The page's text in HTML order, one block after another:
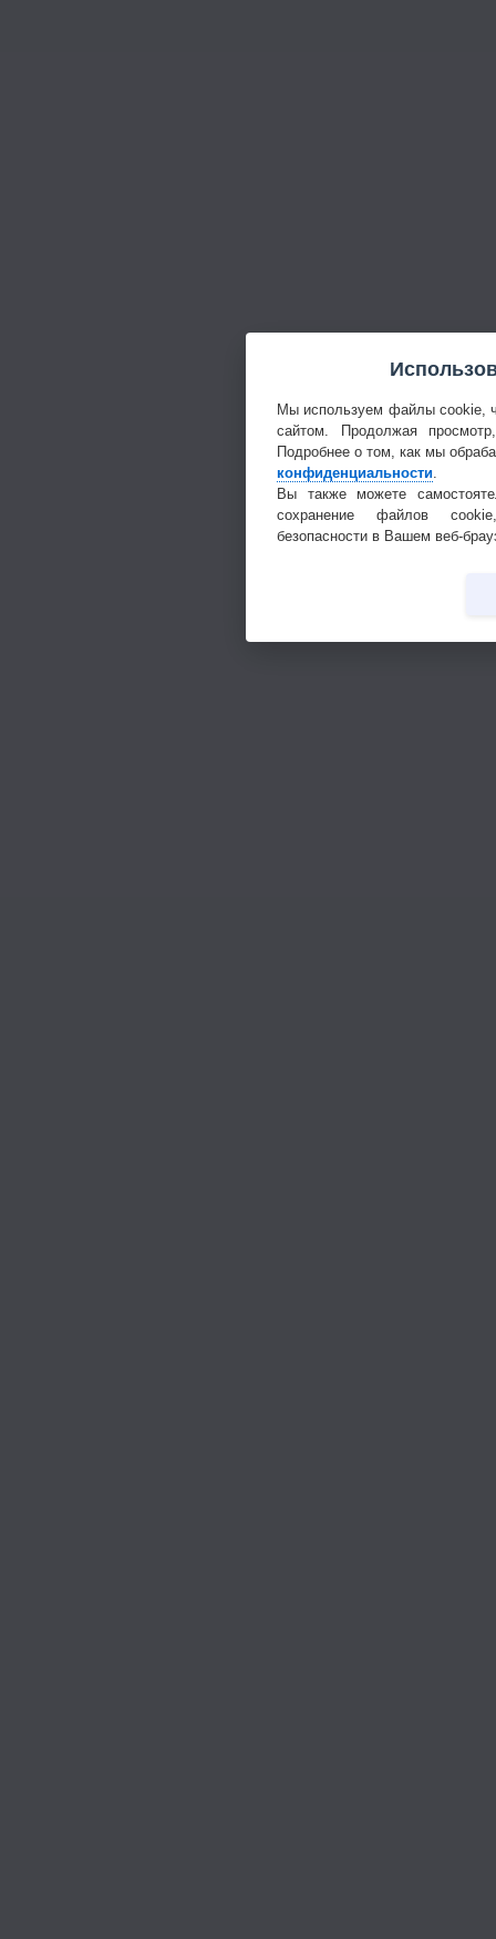
Мы используем файлы cookie,
сайтом. Продолжая
Подробнее о том, как мы
конфиденциальности
Вы также можете
сохранение файлов
безопасности в Вашем веб-